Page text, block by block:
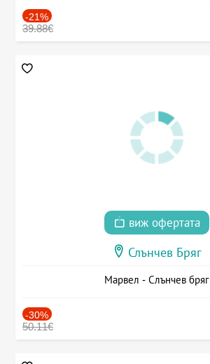
-21%
39.88€
виж офертата
Слънчев Бряг
Марвел - Слънчев бряг
-30%
50.11€